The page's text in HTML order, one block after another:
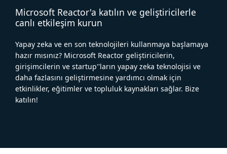
Microsoft Reactor'a katılın ve geliştiricilerle
canlı etkileşim kurun
Yapay zeka ve en son teknolojileri kullanmaya başlamaya
hazır mısınız? Microsoft Reactor geliştiricilerin,
girişimcilerin ve startup''ların yapay zeka teknolojisi ve
daha fazlasını geliştirmesine yardımcı olmak için
etkinlikler, eğitimler ve topluluk kaynakları sağlar. Bize
katılın!